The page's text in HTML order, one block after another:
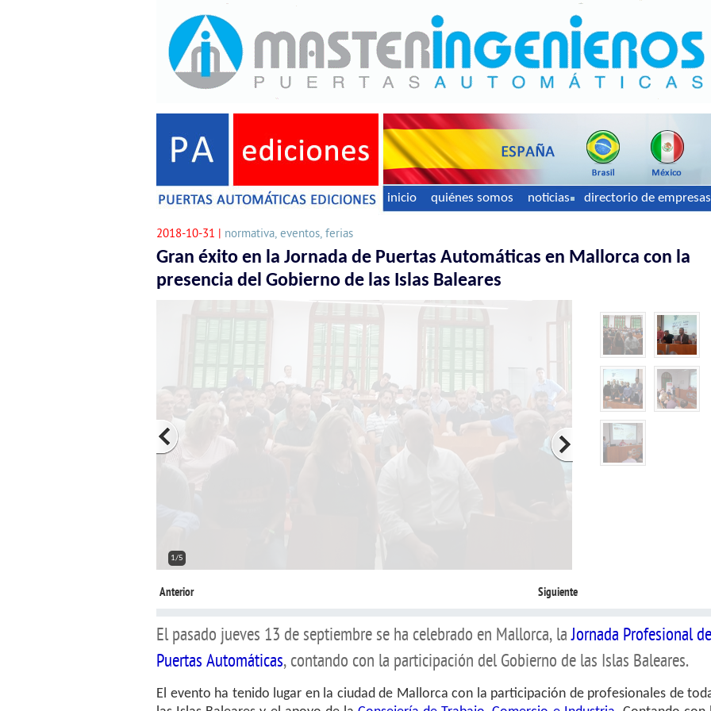
inicio quiénes somos noticias directorio de empresas
2018-10-31 | normativa, eventos, ferias
Gran éxito en la Jornada de Puertas Automáticas en Mallorca con la
presencia del Gobierno de las Islas Baleares
2/5
Anterior Siguiente
El pasado jueves 13 de septiembre se ha celebrado en Mallorca, laJornada Profesional de
Puertas Automáticas, contando con la participación del Gobierno de las Islas Baleares.
El evento ha tenido lugar en la ciudad de Mallorca con la participación de profesionales de